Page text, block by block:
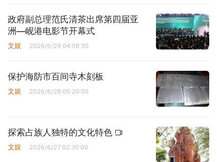
政府副总理范氏清茶出席第四届亚
洲—岘港电影节开幕式
文娱 2026/6/29 04:08:30
保护海防市百间寺木刻板
文娱 2026/6/28 05:20:00
探索占族人独特的文化特色
文娱 2026/6/27 02:30:00